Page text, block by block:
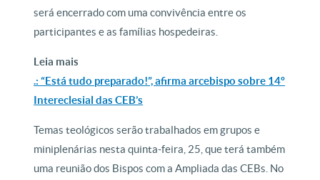
será encerrado com uma convivência entre os
participantes e as famílias hospedeiras.
Leia mais
.: “Está tudo preparado!”, afirma arcebispo sobre 14º
Intereclesial das CEB’s
Temas teológicos serão trabalhados em grupos e
miniplenárias nesta quinta-feira, 25, que terá também
uma reunião dos Bispos com a Ampliada das CEBs. No